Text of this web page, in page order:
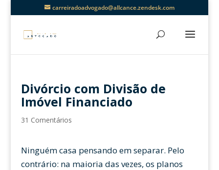
carreiradoadvogado@allcance.zendesk.com
Divórcio com Divisão de
Imóvel Financiado
31 Comentários
Ninguém casa pensando em separar. Pelo
contrário: na maioria das vezes, os planos